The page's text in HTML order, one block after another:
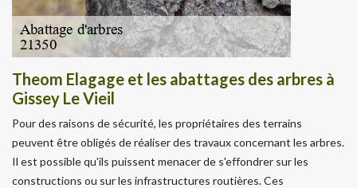
Theom Elagage et les abattages des arbres à
Gissey Le Vieil
Pour des raisons de sécurité, les propriétaires des terrains
peuvent être obligés de réaliser des travaux concernant les arbres.
Il est possible qu'ils puissent menacer de s'effondrer sur les
constructions ou sur les infrastructures routières. Ces